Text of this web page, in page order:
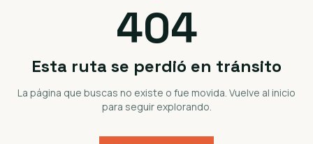
404
Esta ruta se perdió en tránsito
La página que buscas no existe o fue movida. Vuelve al inicio
para seguir explorando.